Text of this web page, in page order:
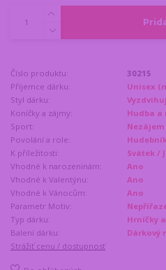
Číslo produktu:
30215
Příjemce dárku:
Unisex
Styl dárku:
Koníčky a zájmy:
Hudba
Sport:
Povolání a role:
K příležitosti:
Svátek /
Vhodné k narozeninám:
Ano
Vhodné k Valentýnu:
Ano
Vhodné k Vánocům:
Ano
Parametr Motiv:
Typ dárku:
Hrníčky
Balení dárku:
Dárkový
Strážiť cenu / dostupnosť